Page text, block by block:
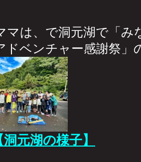
マは、で洞元湖で「
ベンチャー感謝祭」
洞元湖の様子】